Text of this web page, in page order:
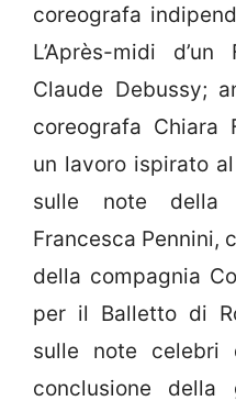
coreografa
L’Après-midi
Claude Debussy;
coreografa Chiara
un lavoro ispirato
sulle note della
Francesca Pennini,
della compagnia
per il Balletto di
sulle note celebri
conclusione